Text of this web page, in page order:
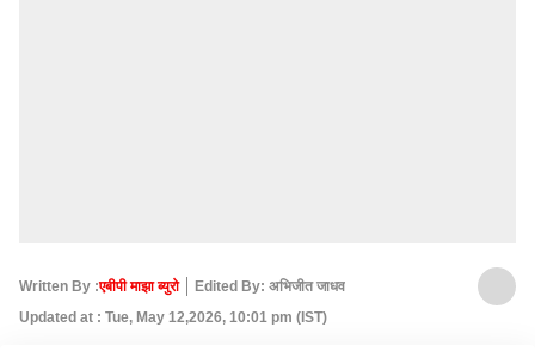
Written By :एबीपी माझा ब्युरो
Edited By: अभिजीत जाधव
Updated at : Tue, May 12,2026, 10:01 pm (IST)